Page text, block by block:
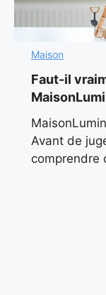
Maison
Faut-il
maison en
Avant de
comprendre